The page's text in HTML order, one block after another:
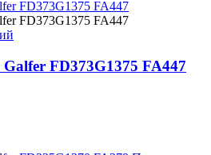
FD373G1375 FA447